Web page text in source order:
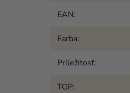
EAN:
Farba:
Príležitosť:
TOP: